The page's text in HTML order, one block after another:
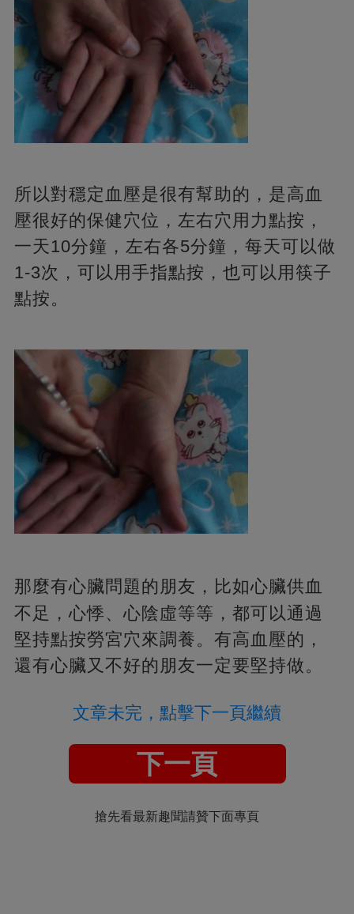
所以對穩定血壓是很有幫助的，是高血
壓很好的保健穴位，左右穴用力點按，
一天10分鐘，左右各5分鐘，每天可以做
1-3次，可以用手指點按，也可以用筷子
點按。
那麼有心臟問題的朋友， 比如心臟供血
不足，心悸、心陰虛等等，都可以通過
堅持點按勞宮穴來調養。有高血壓的，
還有心臟又不好的朋友一定要堅持做。
文章未完，點擊下一頁繼續
下一頁
搶先看最新趣聞請贊下面專頁